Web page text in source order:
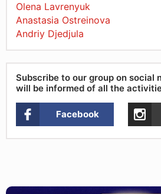
Olena Lavrenyuk
Anastasia Ostreinova
Andriy Djedjula
Subscribe to our group on social
will be informed of all the
Facebook